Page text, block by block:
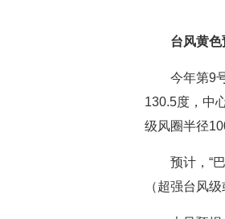
台风黄色
今年第9
130.5度，中
级风圈半径
预计，“
（超强台风